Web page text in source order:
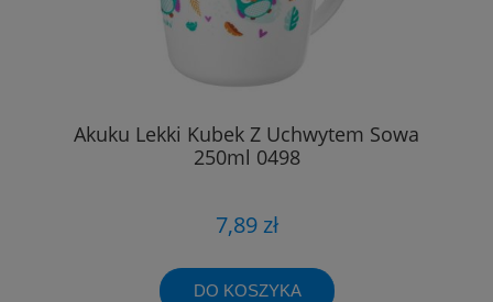
Akuku Lekki Kubek Z Uchwytem Sowa
250ml 0498
7,89 zł
DO KOSZYKA